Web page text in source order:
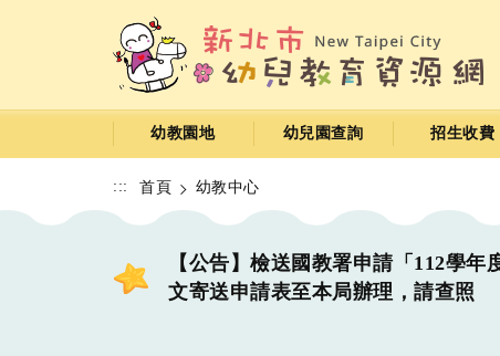
內
區
幼教園地 幼兒園查詢 招生收費
::: 首頁 幼教中心
【公告】檢送國教署申請「112學
文寄送申請表至本局辦理，請查照